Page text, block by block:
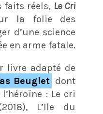
faits réels, Le Cri
la folie des
d’une science
en arme fatale.
livre adapté de
Beuglet dont
: Le cri
L’Ile du